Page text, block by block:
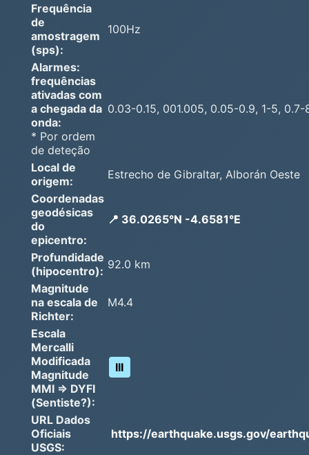
Frequência
de
amostragem
(sps):
100Hz
Alarmes:
frequências
ativadas com
a chegada da
onda:
* Por ordem
de deteção
0.03-0.15, 001.005, 0.05-0.9, 1-5, 0.7-
Local de
origem:
Estrecho de Gibraltar, Alborán Oeste
Coordenadas
geodésicas
do
epicentro:
📍 36.0265°N -4.6581°E
Profundidade
(hipocentro): 92.0 km
Magnitude
na escala de
Richter:
M4.4
Escala
Mercalli
Modificada
Magnitude
MMI => DYFI
(Sentiste?):
III
URL Dados
Oficiais
USGS:
https://earthquake.usgs.gov/